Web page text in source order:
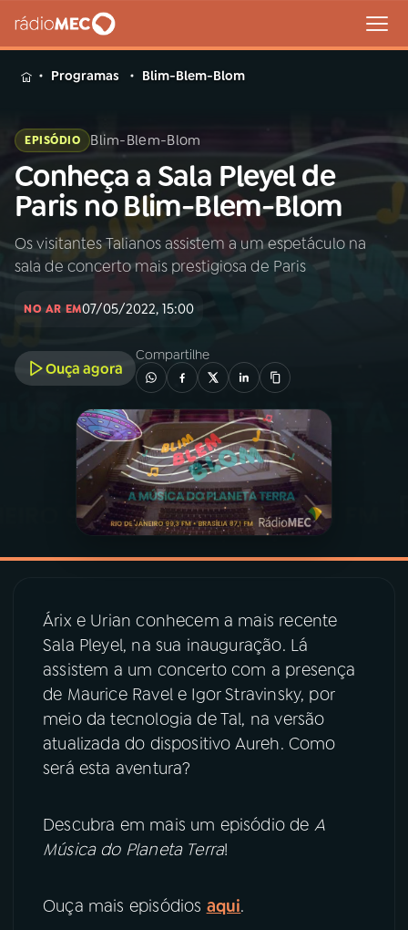
MENU
Buscar
na
Rádio
MEC
Buscar
Início AO VIVO
PROGRAMAÇÃO
PROGRAMAS
07ÚLTIMAS
08PRÊMIO RÁDIO MEC
ACOMPANHE A RÁDIO MEC
YouTube Facebook
Instagram X
Programas Blim-Blem-Blom
EPISÓDIO Blim-Blem-Blom
Conheça a Sala Pleyel de
Paris no Blim-Blem-Blom
Os visitantes Talianos assistem a um espetáculo na
sala de concerto mais prestigiosa de Paris
NO AR EM07/05/2022, 15:00
Ouça agora
Compartilhe
Árix e Urian conhecem a mais recente
Sala Pleyel, na sua inauguração. Lá
assistem a um concerto com a presença
de Maurice Ravel e Igor Stravinsky, por
meio da tecnologia de Tal, na versão
atualizada do dispositivo Aureh. Como
será esta aventura?
Descubra em mais um episódio de A
Música do Planeta Terra!
Ouça mais episódios aqui.